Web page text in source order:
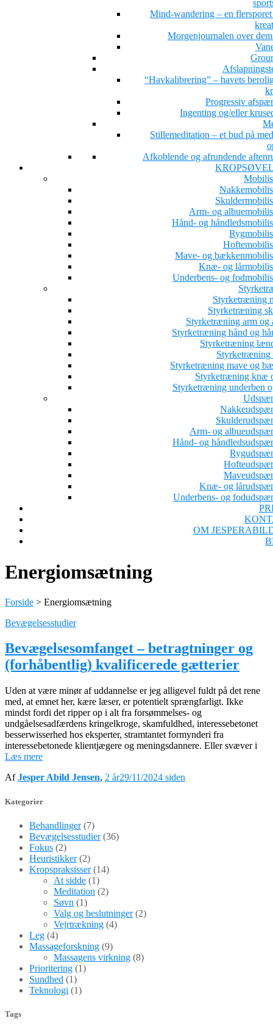
Mind-wandering – en
Morgenjournalen over
“Havkalibrering” – havets
Progressiv
Ingenting og/eller
Stillemeditation – et bud på
Afkoblende og afrundende
Arm- og
Hånd- og
Mave- og
Knæ- og
Underbens- og
Styrketræning
Styrketræning
Styrketræning arm og
Styrketræning hånd og
Styrketræning
Styrketræning
Styrketræning mave og
Styrketræning knæ
Styrketræning underben
Arm- og
Hånd- og
Knæ- og
Underbens- og
OM
Energiomsætning
Forside > Energiomsætning
Bevægelsesstudier
Bevægelsesomfanget – betragtninger og
(forhåbentlig) kvalificerede gætterier
Uden at være minør af uddannelse er jeg alligevel fuldt på det rene
med, at emnet her, kære læser, er potentielt sprængfarligt. Ikke
mindst fordi det ripper op i alt fra forsømmelses- og
undgåelsesadfærdens kringelkroge, skamfuldhed, interessebetonet
besserwisserhed hos eksperter, stramtantet formynderi fra
interessebetonede klientjægere og meningsdannere. Eller svæver i
Læs mere
AfJesper Abild Jensen, 2 år29/11/2024 siden
Kategorier
Behandlinger(7)
Bevægelsesstudier(36)
Fokus (2)
Heuristikker(2)
Kropspraksisser(14)
At sidde (1)
Meditation (2)
Søvn (1)
Valg og beslutninger(2)
Vejrtrækning (4)
Leg (4)
Massageforskning (9)
Massagens virkning (8)
Prioritering (1)
Sundhed (1)
Teknologi (1)
Tags